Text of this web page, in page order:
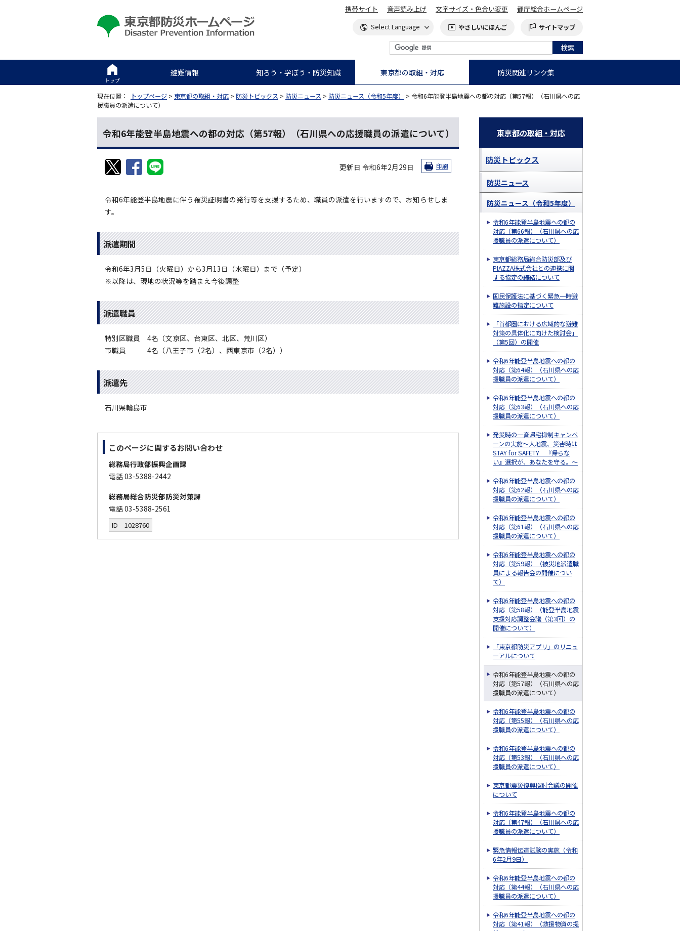
携帯サイト 音声読み上げ 文字サイズ・色合い変更 都庁総合ホームページ
やさしいにほんご サイトマップ
トップ
避難情報 知ろう・学ぼう・防災知識 東京都の取組・対応 防災関連リンク集
現在位置： トップページ > 東京都の取組・対応 > 防災トピックス > 防災ニュース > 防災ニュース（令和5年度）
> 令和6年能登半島地震への都の対応（第57報）（石川県への応
援職員の派遣について）
令和6年能登半島地震への都の対応（第57報）（石川県への応援職員の派遣について）
更新日 令和6年2月29日 印刷
令和6年能登半島地震に伴う罹災証明書の発行等を支援するため、職員の派遣を行いますので、お知らせしま
す。
派遣期間
令和6年3月5日（火曜日）から3月13日（水曜日）まで（予定）
※以降は、現地の状況等を踏まえ今後調整
派遣職員
特別区職員 4名（文京区、台東区、北区、荒川区）
市職員 4名（八王子市（2名）、西東京市（2名））
派遣先
石川県輪島市
このページに関するお問い合わせ
総務局行政部振興企画課
電話 03-5388-2442
総務局総合防災部防災対策課
電話 03-5388-2561
ID 1028760
東京都の取組・対応
防災トピックス
防災ニュース
防災ニュース（令和5年度）
令和6年能登半島地震への都の
対応（第66報）（石川県への応
援職員の派遣について）
東京都総務局総合防災部及び
PIAZZA株式会社との連携に関
する協定の締結について
国民保護法に基づく緊急一時避
難施設の指定について
「首都圏における広域的な避難
対策の具体化に向けた検討会」
（第5回）の開催
令和6年能登半島地震への都の
対応（第64報）（石川県への応
援職員の派遣について）
令和6年能登半島地震への都の
対応（第63報）（石川県への応
援職員の派遣について）
発災時の一斉帰宅抑制キャンペ
ーンの実施～大地震、災害時は
STAY for SAFETY 『帰らな
い』選択が、あなたを守る。～
令和6年能登半島地震への都の
対応（第62報）（石川県への応
援職員の派遣について）
令和6年能登半島地震への都の
対応（第61報）（石川県への応
援職員の派遣について）
令和6年能登半島地震への都の
対応（第59報）（被災地派遣職
員による報告会の開催につい
て）
令和6年能登半島地震への都の
対応（第58報）（能登半島地震
支援対応調整会議（第3回）の
開催について）
「東京都防災アプリ」のリニュ
ーアルについて
令和6年能登半島地震への都の
対応（第57報）（石川県への応
援職員の派遣について）
令和6年能登半島地震への都の
対応（第55報）（石川県への応
援職員の派遣について）
令和6年能登半島地震への都の
対応（第53報）（石川県への応
援職員の派遣について）
東京都震災復興検討会議の開催
について
令和6年能登半島地震への都の
対応（第47報）（石川県への応
援職員の派遣について）
緊急情報伝達試験の実施（令和
6年2月9日）
令和6年能登半島地震への都の
対応（第44報）（石川県への応
援職員の派遣について）
令和6年能登半島地震への都の
対応（第41報）（救援物資の提